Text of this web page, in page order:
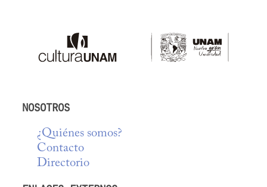
NOSOTROS
¿Quiénes somos?
Contacto
Directorio